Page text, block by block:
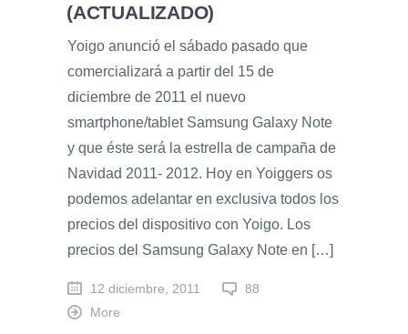
(ACTUALIZADO)
Yoigo anunció el sábado pasado que
comercializará a partir del 15 de
diciembre de 2011 el nuevo
smartphone/tablet Samsung Galaxy Note
y que éste será la estrella de campaña de
Navidad 2011- 2012. Hoy en Yoiggers os
podemos adelantar en exclusiva todos los
precios del dispositivo con Yoigo. Los
precios del Samsung Galaxy Note en […]
12 diciembre, 2011
88
More